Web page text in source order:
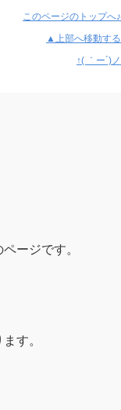
このページのトップへ♪
▲上部へ移動する
↑( ｀ー´)ノ
ージです。
す。